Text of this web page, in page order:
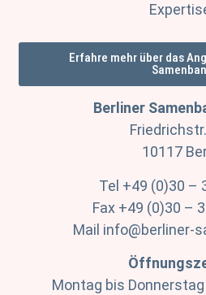
Erfahre mehr über das
Berliner
10117
Tel +49 (0)30 –
Fax +49 (0)30 –
Mail info@berliner-
Montag bis